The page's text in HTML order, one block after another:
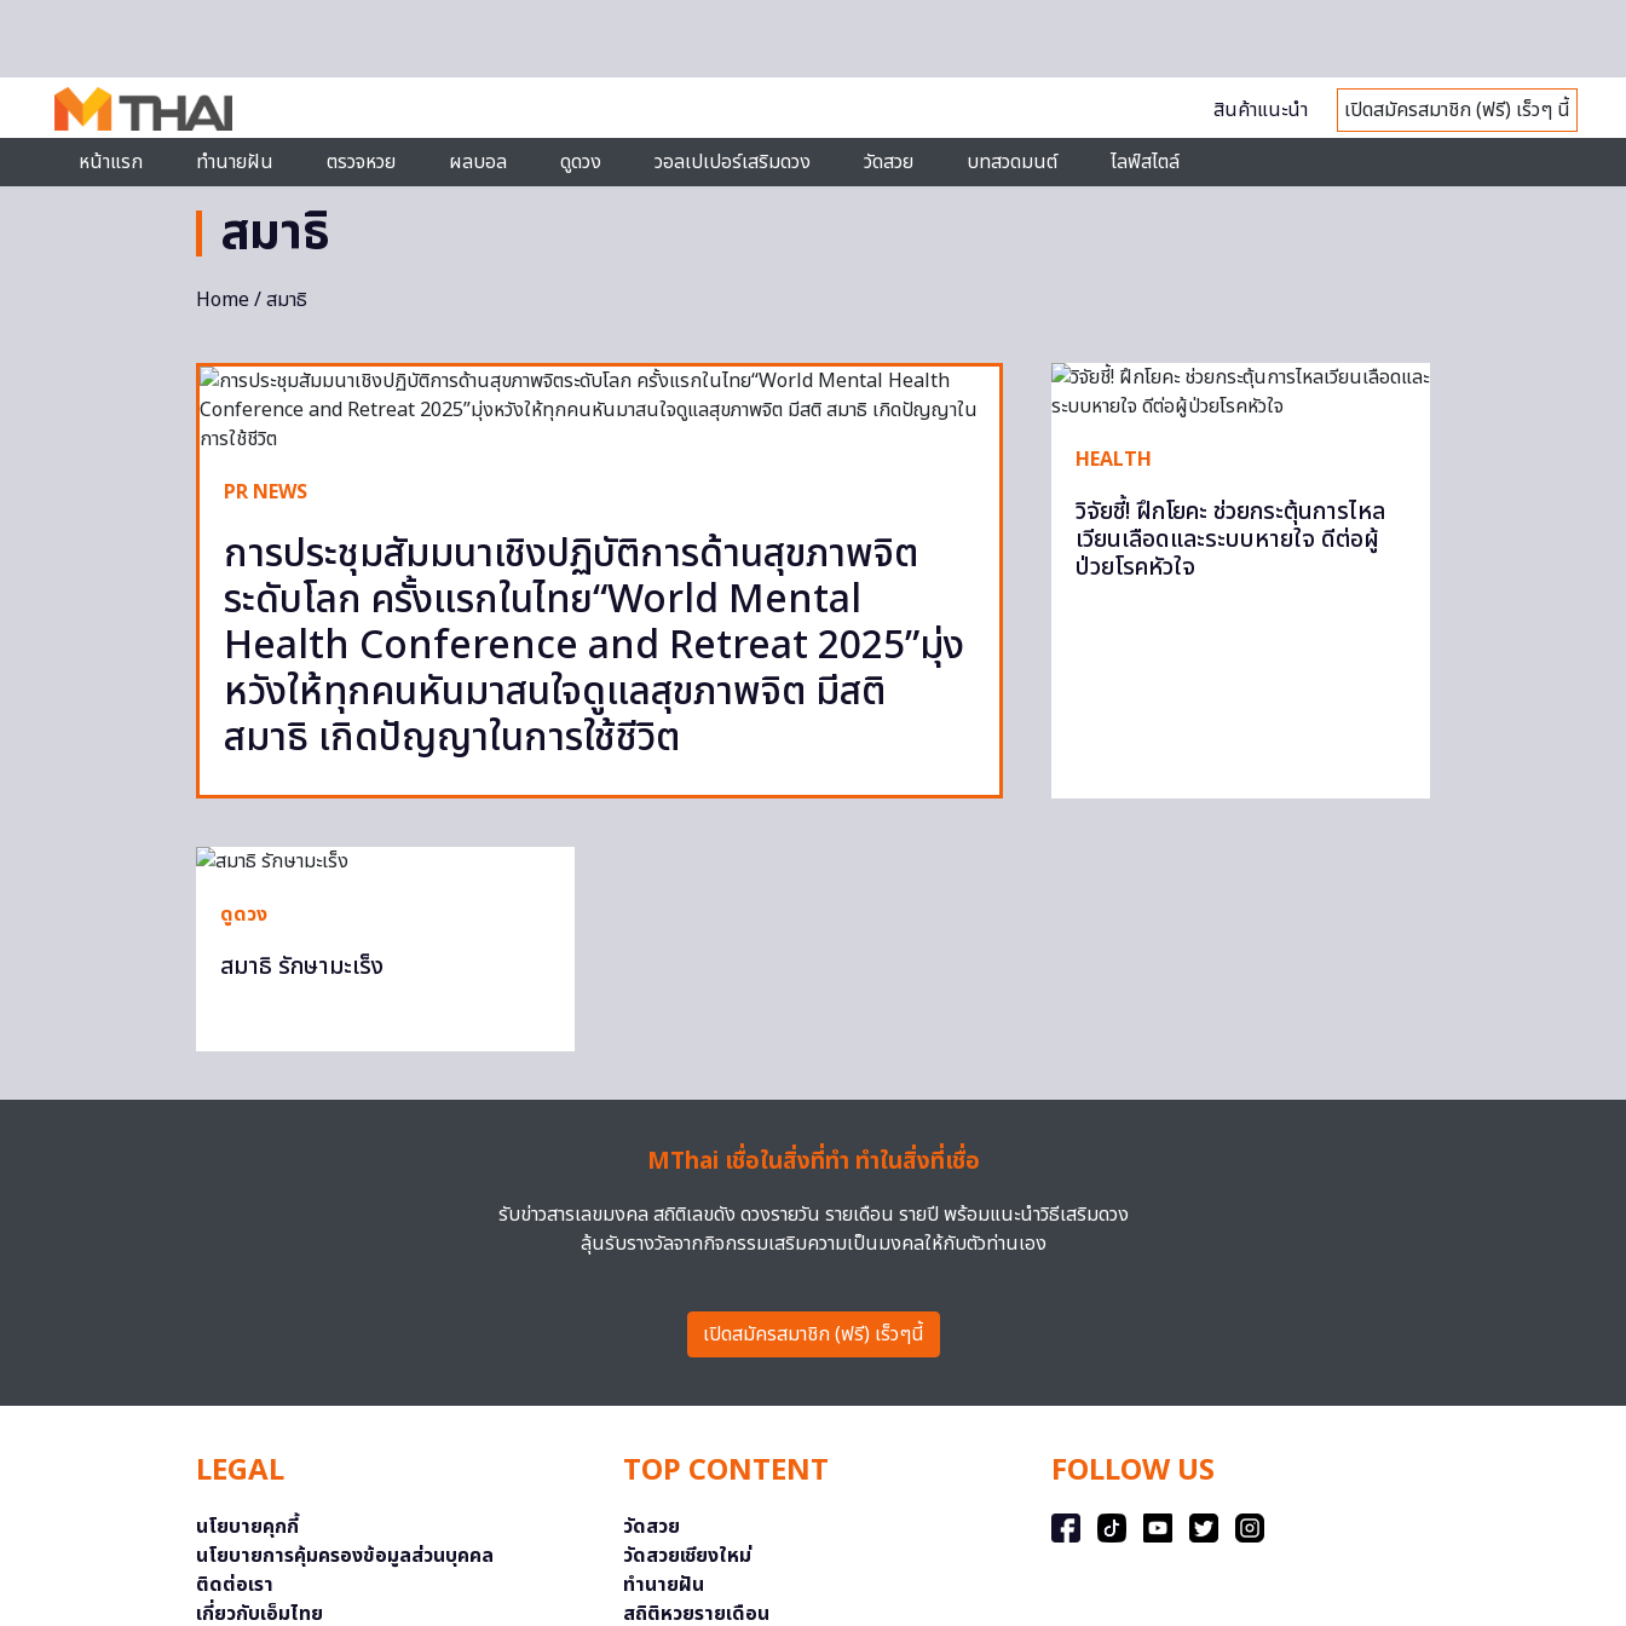
สินค้าแนะนำ
เปิดสมัครสมาชิก (ฟรี) เร็วๆ นี้
หน้าแรก
ทำนายฝัน ตรวจหวย ผลบอล ดูดวง วอลเปเปอร์เสริมดวง วัดสวย บทสวดมนต์ ไลฟ์สไตล์
สมาธิ
Home/ สมาธิ
PR NEWS
การประชุมสัมมนาเชิงปฏิบัติการด้านสุขภาพจิต
ระดับโลก ครั้งแรกในไทย“World Mental
Health Conference and Retreat 2025”มุ่ง
หวังให้ทุกคนหันมาสนใจดูแลสุขภาพจิต มีสติ
สมาธิ เกิดปัญญาในการใช้ชีวิต
HEALTH
วิจัยชี้! ฝึกโยคะ ช่วยกระตุ้นการไหล
เวียนเลือดและระบบหายใจ ดีต่อผู้
ป่วยโรคหัวใจ
ดูดวง
สมาธิ รักษามะเร็ง
MThai เชื่อในสิ่งที่ทำ ทำในสิ่งที่เชื่อ
รับข่าวสารเลขมงคล สถิติเลขดัง ดวงรายวัน รายเดือน รายปี พร้อมแนะนำวิธีเสริมดวง
ลุ้นรับรางวัลจากกิจกรรมเสริมความเป็นมงคลให้กับตัวท่านเอง
เปิดสมัครสมาชิก (ฟรี) เร็วๆนี้
LEGAL
นโยบายคุกกี้
นโยบายการคุ้มครองข้อมูลส่วนบุคคล
ติดต่อเรา
เกี่ยวกับเอ็มไทย
TOP CONTENT
วัดสวย
วัดสวยเชียงใหม่
ทำนายฝัน
สถิติหวยรายเดือน
FOLLOW US